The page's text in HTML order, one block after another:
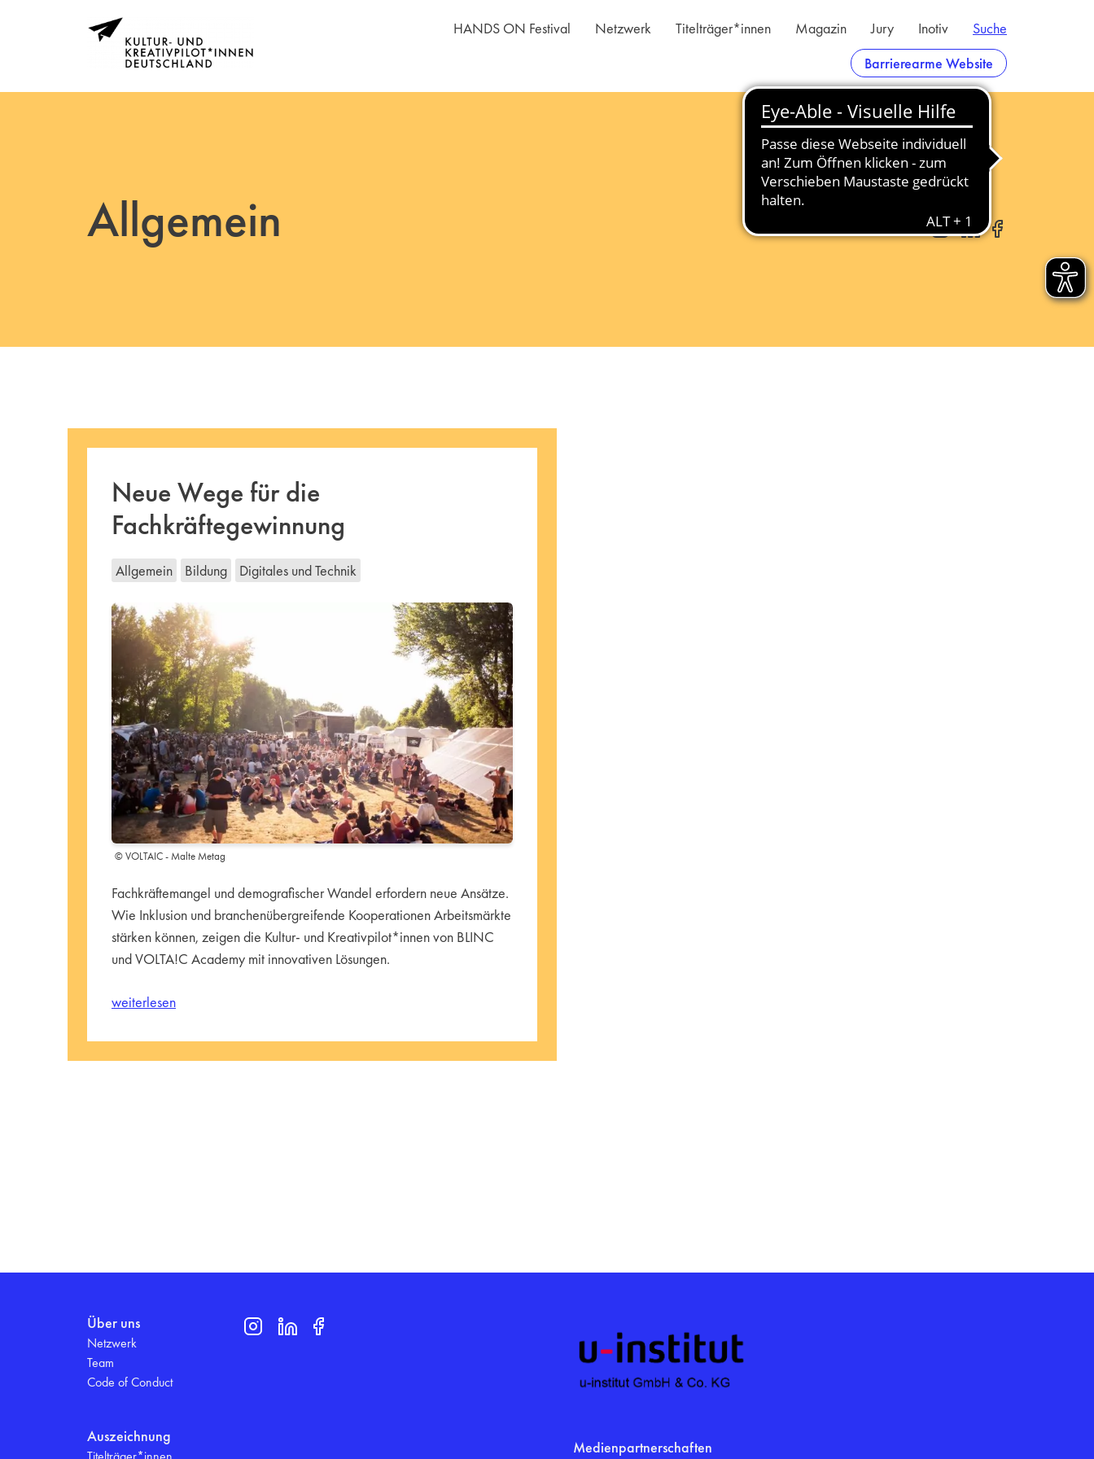
HANDS ON Festival Netzwerk Titelträger*innen Magazin Jury Inotiv
Suche
Barrierearme Website
Allgemein
Neue Wege für die
Fachkräftegewinnung
Allgemein Bildung Digitales und Technik
© VOLTAIC - Malte Metag
Fachkräftemangel und demografischer Wandel erfordern neue Ansätze.
Wie Inklusion und branchenübergreifende Kooperationen Arbeitsmärkte
stärken können, zeigen die Kultur- und Kreativpilot*innen von BLINC
und VOLTA!C Academy mit innovativen Lösungen.
weiterlesen
Über uns
Netzwerk
Team
Code of Conduct
Auszeichnung
Medienpartnerschaften